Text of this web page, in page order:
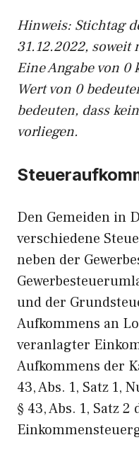
Hinweis: Stichtag
31.12.2022, soweit
Eine Angabe von
Wert von 0
bedeuten, dass
vorliegen.
Den Gemeiden in
verschiedene
neben der
und der
Aufkommens an
veranlagter
Aufkommens der
43, Abs. 1, Satz 1,
§ 43, Abs. 1, Satz 2